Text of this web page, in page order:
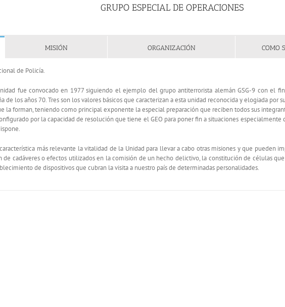
GRUPO ESPECIAL DE OPERACIONES
MISIÓN ORGANIZACIÓN COMO
de Policía.
fue convocado en 1977 siguiendo el ejemplo del grupo antiterrorista alemán GSG-9 con el
de los años 70. Tres son los valores básicos que caracterizan a esta unidad reconocida y elogiada
la forman, teniendo como principal exponente la especial preparación que reciben todos sus
por la capacidad de resolución que tiene el GEO para poner fin a situaciones
más relevante la vitalidad de la Unidad para llevar a cabo otras misiones y que pueden
de cadáveres o efectos utilizados en la comisión de un hecho delictivo, la constitución de células
de dispositivos que cubran la visita a nuestro país de determinadas personalidades.